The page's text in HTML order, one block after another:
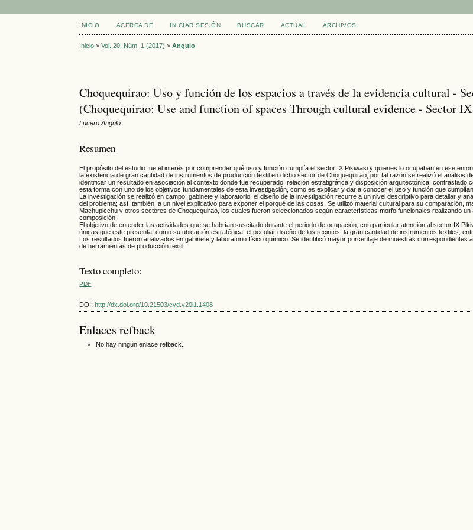
INICIO ACERCA DE INICIAR SESIÓN BUSCAR ACTUAL ARCHIVOS
Inicio >Vol. 20, Núm. 1 (2017) >Angulo
Choquequirao: Uso y función de los espacios a través de la evidencia cultural -
(Choquequirao: Use and function of spaces Through cultural evidence - Sector
Lucero Angulo
Resumen
El propósito del estudio fue el interés por comprender qué uso y función cumplía el sector IX Pikiwasi y quienes lo ocupaban en ese
la existencia de gran cantidad de instrumentos de producción textil en dicho sector de Choquequirao; por tal razón se realizó el análisis
identificar un resultado en asociación al contexto donde fue recuperado, relación estratigráfica y disposición arquitectónica, contrastado
esta forma con uno de los objetivos fundamentales de esta investigación, como es explicar y dar a conocer el uso y función que
La investigación se realizó en campo, gabinete y laboratorio, el diseño de la investigación recurre a un nivel descriptivo para detallar y
del problema; así, también, a un nivel explicativo para exponer el porqué de las cosas. Se utilizó material cultural para su comparación,
Machupicchu y otros sectores de Choquequirao, los cuales fueron seleccionados según características morfo funcionales realizando
composición.
El objetivo de entender las actividades que se habrían suscitado durante el periodo de ocupación, con particular atención al sector IX
únicas que este presenta; como su ubicación estratégica, el peculiar diseño de los recintos, la gran cantidad de instrumentos textiles,
Los resultados fueron analizados en gabinete y laboratorio físico químico. Se identificó mayor porcentaje de muestras correspondientes
de herramientas de producción textil
Texto completo:
PDF
DOI:http://dx.doi.org/10.21503/cyd.v20i1.1408
Enlaces refback
No hay ningún enlace refback.